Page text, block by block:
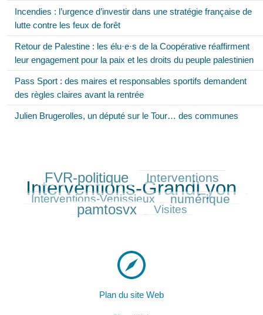
Incendies : l’urgence d’investir dans une stratégie française de
lutte contre les feux de forêt
Retour de Palestine : les élu·e·s de la Coopérative réaffirment
leur engagement pour la paix et les droits du peuple palestinien
Pass Sport : des maires et responsables sportifs demandent
des règles claires avant la rentrée
Julien Brugerolles, un député sur le Tour… des communes
FVR-politique Interventions
Interventions-GrandLyon
142/458
Interventions-Venissieux
174/458 numérique
253/458
pamtosvx Visites
Plan du site Web